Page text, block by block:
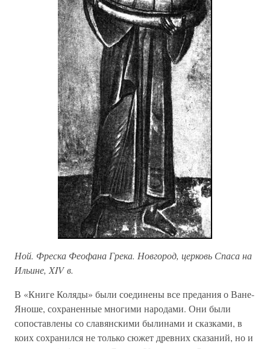
Ной. Фреска Феофана Грека. Новгород, церковь Спаса на
Ильине, XIV в.
В «Книге Коляды» были соединены все предания о Ване-
Яноше, сохраненные многими народами. Они были
сопоставлены со славянскими былинами и сказками, в
коих сохранился не только сюжет древних сказаний, но и